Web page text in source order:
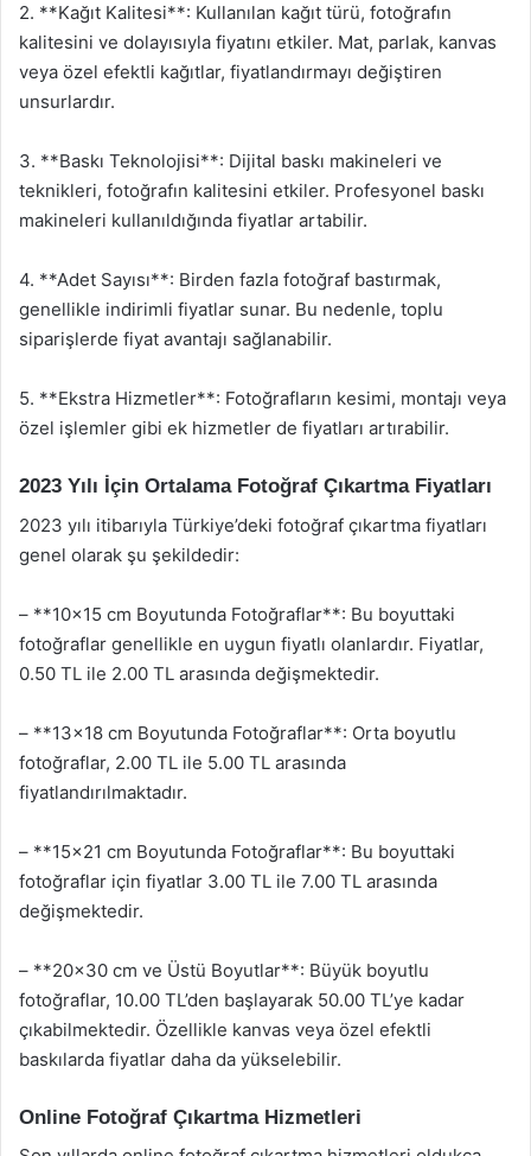
2. **Kağıt Kalitesi**: Kullanılan kağıt türü, fotoğrafın
kalitesini ve dolayısıyla fiyatını etkiler. Mat, parlak, kanvas
veya özel efektli kağıtlar, fiyatlandırmayı değiştiren
unsurlardır.
3. **Baskı Teknolojisi**: Dijital baskı makineleri ve
teknikleri, fotoğrafın kalitesini etkiler. Profesyonel baskı
makineleri kullanıldığında fiyatlar artabilir.
4. **Adet Sayısı**: Birden fazla fotoğraf bastırmak,
genellikle indirimli fiyatlar sunar. Bu nedenle, toplu
siparişlerde fiyat avantajı sağlanabilir.
5. **Ekstra Hizmetler**: Fotoğrafların kesimi, montajı veya
özel işlemler gibi ek hizmetler de fiyatları artırabilir.
2023 Yılı İçin Ortalama Fotoğraf Çıkartma Fiyatları
2023 yılı itibarıyla Türkiye’deki fotoğraf çıkartma fiyatları
genel olarak şu şekildedir:
– **10×15 cm Boyutunda Fotoğraflar**: Bu boyuttaki
fotoğraflar genellikle en uygun fiyatlı olanlardır. Fiyatlar,
0.50 TL ile 2.00 TL arasında değişmektedir.
– **13×18 cm Boyutunda Fotoğraflar**: Orta boyutlu
fotoğraflar, 2.00 TL ile 5.00 TL arasında
fiyatlandırılmaktadır.
– **15×21 cm Boyutunda Fotoğraflar**: Bu boyuttaki
fotoğraflar için fiyatlar 3.00 TL ile 7.00 TL arasında
değişmektedir.
– **20×30 cm ve Üstü Boyutlar**: Büyük boyutlu
fotoğraflar, 10.00 TL’den başlayarak 50.00 TL’ye kadar
çıkabilmektedir. Özellikle kanvas veya özel efektli
baskılarda fiyatlar daha da yükselebilir.
Online Fotoğraf Çıkartma Hizmetleri